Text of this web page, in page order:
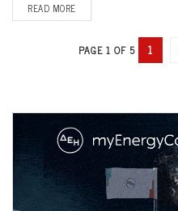
READ MORE
PAGE 1 OF 5 1